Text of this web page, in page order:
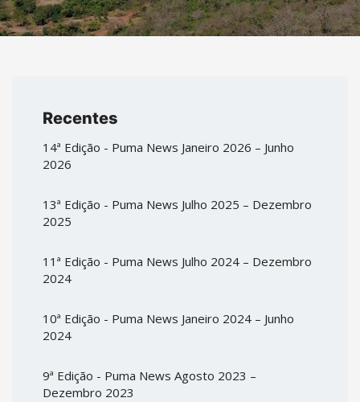
Recentes
14ª Edição - Puma News Janeiro 2026 – Junho
2026
13ª Edição - Puma News Julho 2025 – Dezembro
2025
11ª Edição - Puma News Julho 2024 – Dezembro
2024
10ª Edição - Puma News Janeiro 2024 – Junho
2024
9ª Edição - Puma News Agosto 2023 –
Dezembro 2023